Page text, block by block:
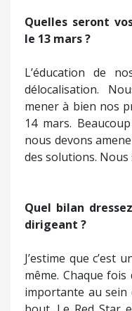
Quelles seront
le 13 mars ?
L’éducation de
délocalisation.
mener à bien nos
14 mars.
nous devons
des solutions. Nous
Quel bilan
dirigeant ?
J’estime que c’est
même. Chaque
importante au sein